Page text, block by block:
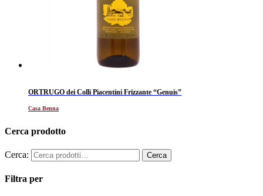
ORTRUGO dei Colli Piacentini Frizzante “Genuis”
Casa Benna
Cerca prodotto
Cerca:
Filtra per